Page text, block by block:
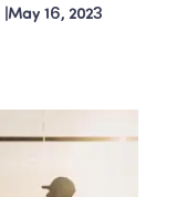
May 16, 2023